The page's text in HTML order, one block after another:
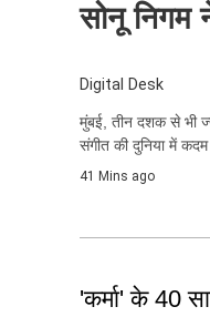
सोनू निगम
Digital Desk
मुंबई, तीन दशक से भी
संगीत की दुनिया में
41 Mins ago
'कर्मा' के 40